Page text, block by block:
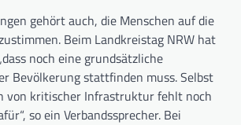
gehört auch, die Menschen auf die
Beim Landkreistag NRW hat
noch eine grundsätzliche
Bevölkerung stattfinden muss. Selbst
von kritischer Infrastruktur fehlt noch
so ein Verbandssprecher. Bei